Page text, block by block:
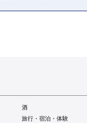
酒
旅行・宿泊・体験